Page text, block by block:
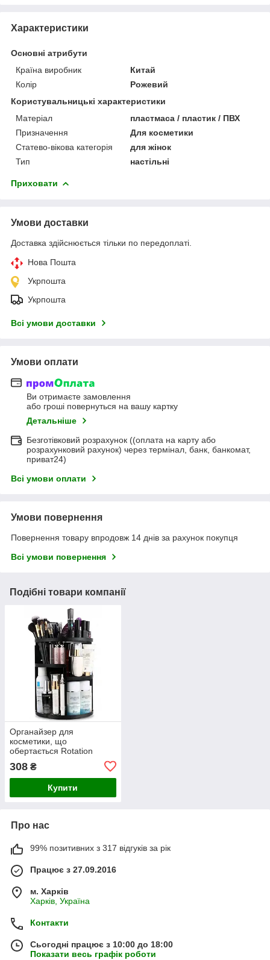
Характеристики
Основні атрибути
Країна виробник
Китай
Колір
Рожевий
Користувальницькі характеристики
Матеріал
пластмаса / пластик / ПВХ
Призначення
Для косметики
Статево-вікова категорія
для жінок
Тип
настільні
Приховати
Умови доставки
Доставка здійснюється тільки по передоплаті.
Нова Пошта
Укрпошта
Укрпошта
Всі умови доставки
Умови оплати
Ви отримаєте замовлення
або гроші повернуться на вашу картку
Детальніше
Безготівковий розрахунок ((оплата на карту або
розрахунковий рахунок) через термінал, банк, банкомат,
приват24)
Всі умови оплати
Умови повернення
Повернення товару впродовж 14 днів за рахунок покупця
Всі умови повернення
Подібні товари компанії
Органайзер для
косметики, що
обертається Rotation
Cosmetic Organizer, black
308 ₴
Купити
Про нас
99% позитивних з 317 відгуків за рік
Працює з 27.09.2016
м. Харків
Харків, Україна
Контакти
Сьогодні працює з 10:00 до 18:00
Показати весь графік роботи